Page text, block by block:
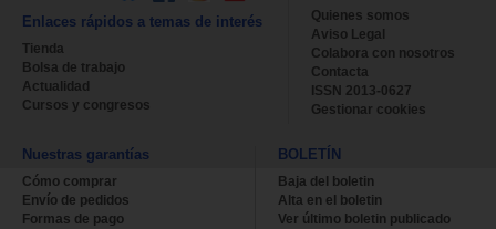
Enlaces rápidos a temas de interés
Tienda
Bolsa de trabajo
Actualidad
Cursos y congresos
Quienes somos
Aviso Legal
Colabora con nosotros
Contacta
ISSN 2013-0627
Gestionar cookies
Nuestras garantías
Cómo comprar
Envío de pedidos
Formas de pago
BOLETÍN
Baja del boletin
Alta en el boletin
Ver último boletin publicado